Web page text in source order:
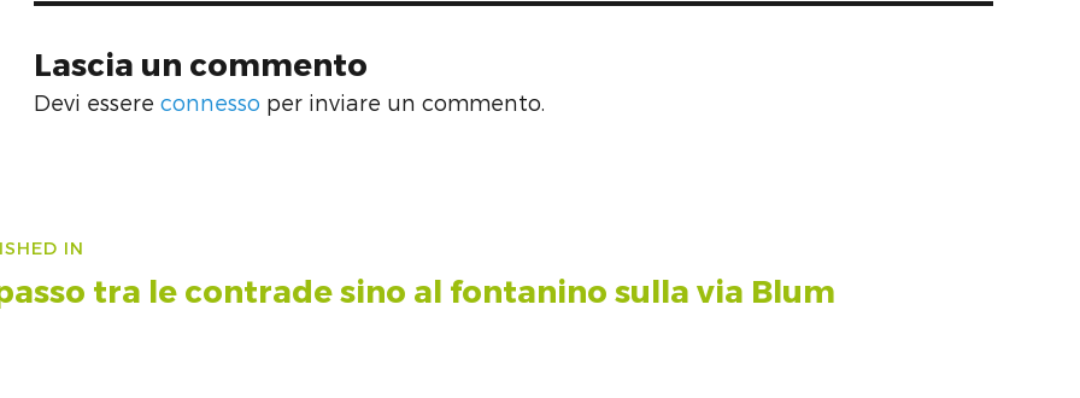
Lascia un commento
Devi essere connesso per inviare un commento.
IN
tra le contrade sino al fontanino sulla via Blum